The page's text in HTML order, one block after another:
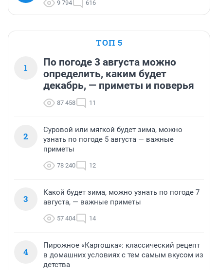
9 794 616
ТОП 5
1
По погоде 3 августа можно
определить, каким будет
декабрь, — приметы и поверья
87 458 11
2
Суровой или мягкой будет зима, можно
узнать по погоде 5 августа — важные
приметы
78 240 12
3
Какой будет зима, можно узнать по погоде 7
августа, — важные приметы
57 404 14
4
Пирожное «Картошка»: классический рецепт
в домашних условиях с тем самым вкусом из
детства